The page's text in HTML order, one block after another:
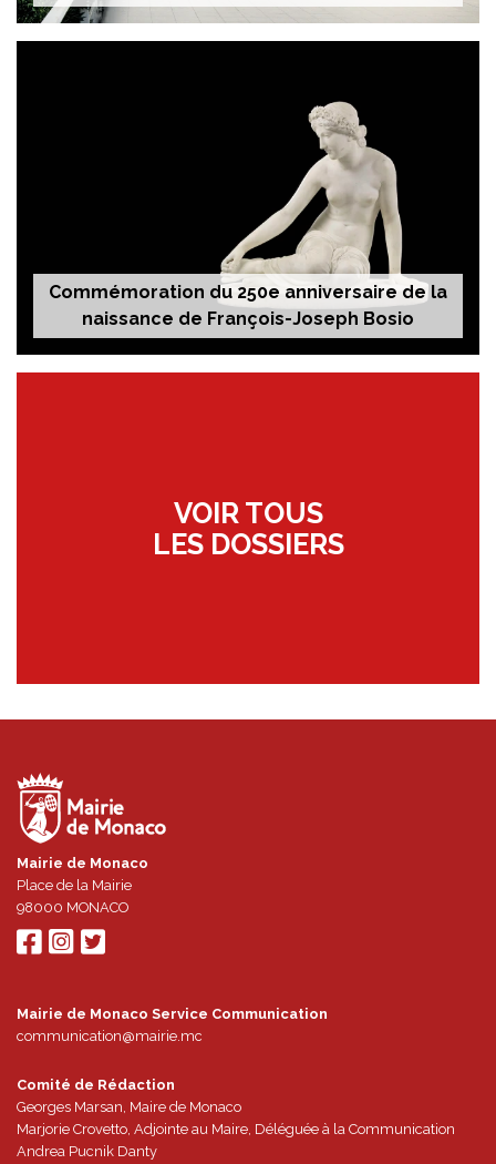
Commémoration du 250e anniversaire de la
naissance de François-Joseph Bosio
VOIR TOUS
LES DOSSIERS
Mairie de Monaco
Place de la Mairie
98000 MONACO
Mairie de Monaco Service Communication
communication@mairie.mc
Comité de Rédaction
Georges Marsan, Maire de Monaco
Marjorie Crovetto, Adjointe au Maire, Déléguée à la Communication
Andrea Pucnik Danty